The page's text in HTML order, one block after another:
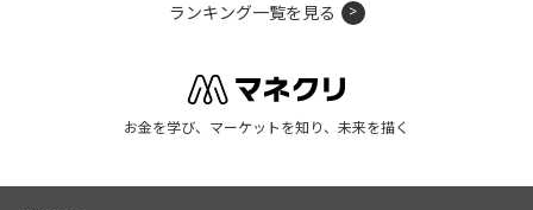
ランキング一覧を見る
お金を学び、マーケットを知り、未来を描く